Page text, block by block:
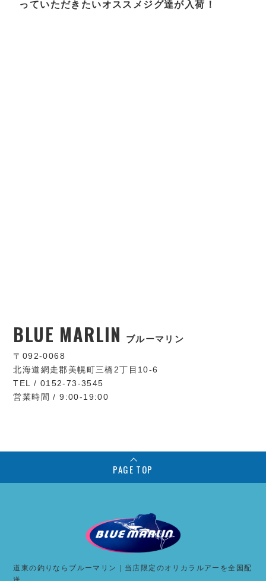
っていただきたいオススメジグ達が入荷！
BLUE MARLIN ブルーマリン
〒092-0068
北海道網走郡美幌町三橋2丁目10-6
TEL / 0152-73-3545
営業時間 / 9:00-19:00
PAGE TOP
道東の釣りならブルーマリン｜当店限定のオリカラルアーを全国配